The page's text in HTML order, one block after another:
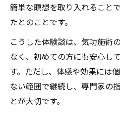
簡単な瞑想を取り入れること
たとのことです。
こうした体験談は、気功施術
なく、初めての方にも安心し
す。ただし、体感や効果には
ない範囲で継続し、専門家の
とが大切です。